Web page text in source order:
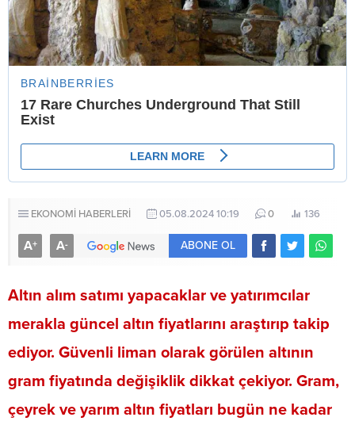
EKONOMİ HABERLERİ 05.08.2024 10:19 0 136
A+ A- ABONE OL
Altın alım satımı yapacaklar ve yatırımcılar
merakla güncel altın fiyatlarını araştırıp takip
ediyor. Güvenli liman olarak görülen altının
gram fiyatında değişiklik dikkat çekiyor. Gram,
çeyrek ve yarım altın fiyatları bugün ne kadar